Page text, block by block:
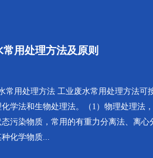
常用处理方法 工业废水常用处理方法
学法和生物处理法。（1）物理处理法
态污染物质，常用的有重力分离法、离
化学物质...
常用处理方法及原则